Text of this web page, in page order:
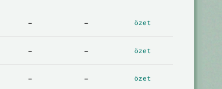
- - özet
- - özet
- - özet